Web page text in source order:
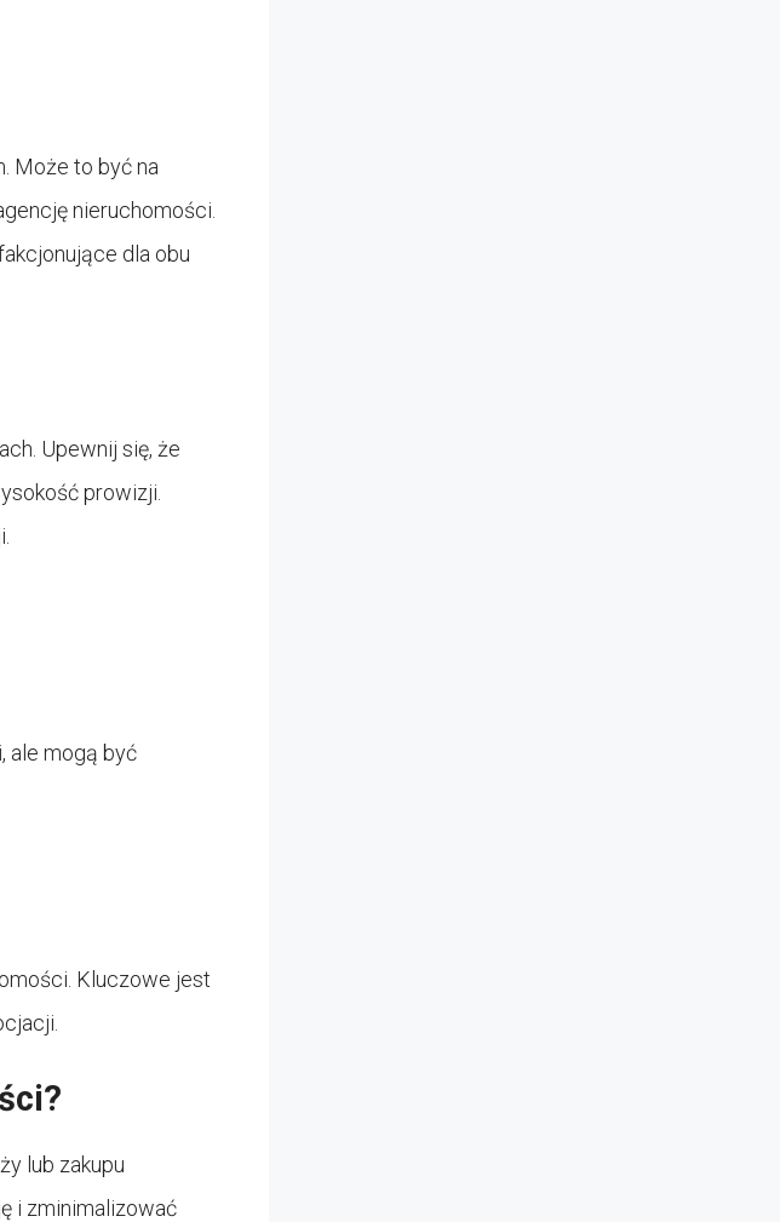
Może to być na
nieruchomości.
dla obu
Upewnij się, że
prowizji.
ale mogą być
Kluczowe jest
lub zakupu
i zminimalizować